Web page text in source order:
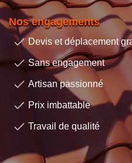
Nos engagements
Devis et déplacement
Sans engagement
Artisan passionné
Prix imbattable
Travail de qualité